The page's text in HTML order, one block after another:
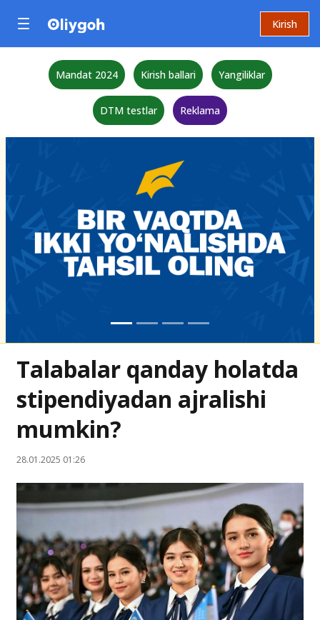
Kirish
Mandat 2024 Kirish ballari Yangiliklar
DTM testlar Reklama
Talabalar qanday holatda
stipendiyadan ajralishi
mumkin?
28.01.2025 01:26